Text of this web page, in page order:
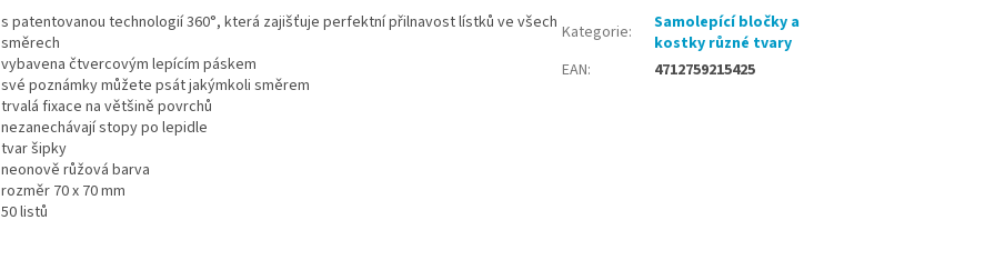
s patentovanou technologií 360°, která zajišťuje perfektní přilnavost lístků ve všech
směrech
vybavena čtvercovým lepícím páskem
své poznámky můžete psát jakýmkoli směrem
trvalá fixace na většině povrchů
nezanechávají stopy po lepidle
tvar šipky
neonově růžová barva
rozměr 70 x 70 mm
50 listů
Kategorie:
Samolepící bločky a
kostky různé tvary
EAN: 4712759215425